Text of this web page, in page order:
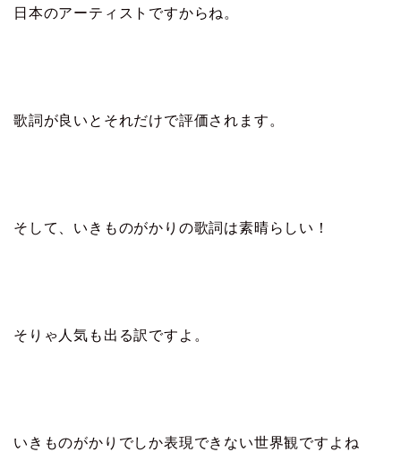
日本のアーティストですからね。
歌詞が良いとそれだけで評価されます。
そして、いきものがかりの歌詞は素晴らしい！
そりゃ人気も出る訳ですよ。
いきものがかりでしか表現できない世界観ですよね